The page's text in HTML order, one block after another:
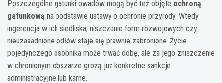
Poszczególne gatunki owadów mogą być też objęte ochroną
gatunkową na podstawie ustawy o ochronie przyrody. Wtedy
ingerencja w ich siedliska, niszczenie form rozwojowych czy
nieuzasadnione odłów staje się prawnie zabronione. Życie
pojedynczego osobnika może trwać dobę, ale za jego zniszczenie
w chronionym obszarze grożą już konkretne sankcje
administracyjne lub karne.